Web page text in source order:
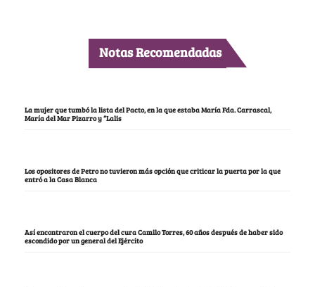
Notas Recomendadas
La mujer que tumbó la lista del Pacto, en la que estaba María Fda. Carrascal,
María del Mar Pizarro y “Lalis
Los opositores de Petro no tuvieron más opción que criticar la puerta por la que
entró a la Casa Blanca
Así encontraron el cuerpo del cura Camilo Torres, 60 años después de haber sido
escondido por un general del Ejército